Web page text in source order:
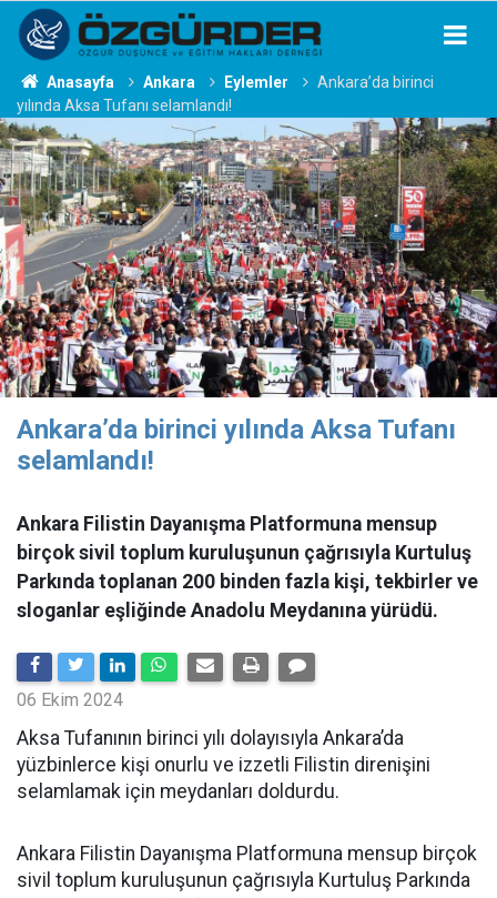
Anasayfa Ankara Eylemler
Ankara’da birinci
yılında Aksa Tufanı selamlandı!
Ankara’da birinci yılında Aksa Tufanı
selamlandı!
Ankara Filistin Dayanışma Platformuna mensup
birçok sivil toplum kuruluşunun çağrısıyla Kurtuluş
Parkında toplanan 200 binden fazla kişi, tekbirler ve
sloganlar eşliğinde Anadolu Meydanına yürüdü.
06 Ekim 2024
Aksa Tufanının birinci yılı dolayısıyla Ankara’da
yüzbinlerce kişi onurlu ve izzetli Filistin direnişini
selamlamak için meydanları doldurdu.
Ankara Filistin Dayanışma Platformuna mensup birçok
sivil toplum kuruluşunun çağrısıyla Kurtuluş Parkında